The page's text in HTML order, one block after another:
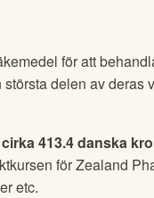
för att
delen av deras
413.4 danska
förZealand
etc.